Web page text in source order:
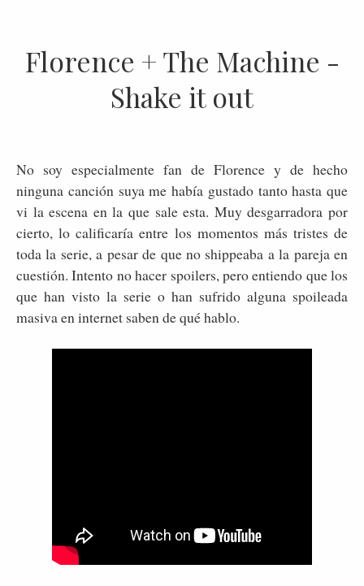
Florence + The Machine -
Shake it out
No soy especialmente fan de Florence y de hecho
ninguna canción suya me había gustado tanto hasta que
vi la escena en la que sale esta. Muy desgarradora por
cierto, lo calificaría entre los momentos más tristes de
toda la serie, a pesar de que no shippeaba a la pareja en
cuestión. Intento no hacer spoilers, pero entiendo que los
que han visto la serie o han sufrido alguna spoileada
masiva en internet saben de qué hablo.